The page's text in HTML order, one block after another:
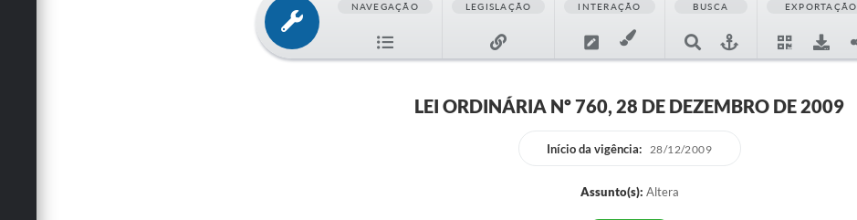
NAVEGAÇÃO LEGISLAÇÃO INTERAÇÃO BUSCA EXPORTAÇÃO
LEI ORDINÁRIA Nº 760, 28 DE DEZEMBRO DE 2009
Início da vigência: 28/12/2009
Assunto(s): Altera